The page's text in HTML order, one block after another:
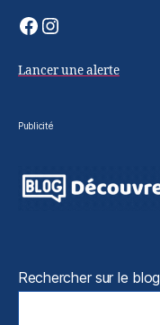
site
Facebook
Instagram
Lancer une alerte
Publicité
Rechercher sur le blog